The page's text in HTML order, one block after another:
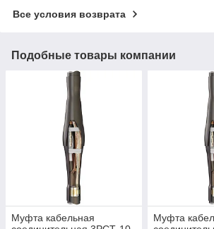
Все условия возврата
Подобные товары компании
Муфта кабельная
Муфта